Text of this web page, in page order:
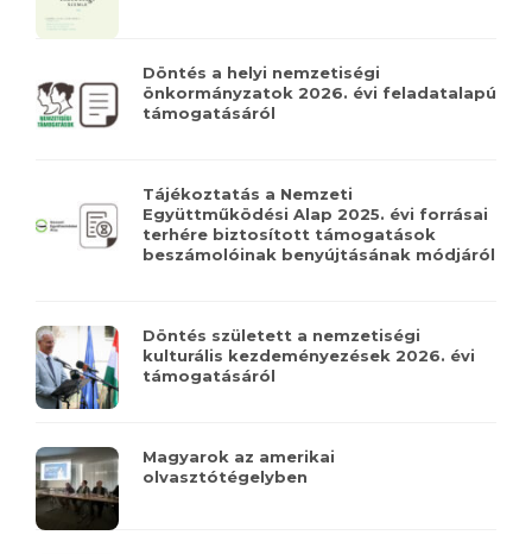
Döntés a helyi nemzetiségi
önkormányzatok 2026. évi feladatalapú
támogatásáról
Tájékoztatás a Nemzeti
Együttműködési Alap 2025. évi forrásai
terhére biztosított támogatások
beszámolóinak benyújtásának módjáról
Döntés született a nemzetiségi
kulturális kezdeményezések 2026. évi
támogatásáról
Magyarok az amerikai
olvasztótégelyben